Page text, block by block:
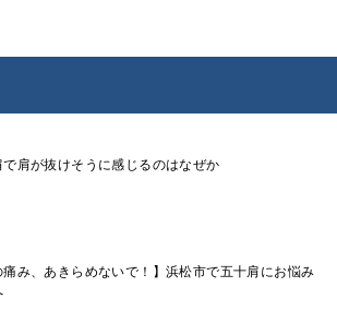
で肩が抜けそうに感じるのはなぜか
痛み、あきらめないで！】浜松市で五十肩にお悩み